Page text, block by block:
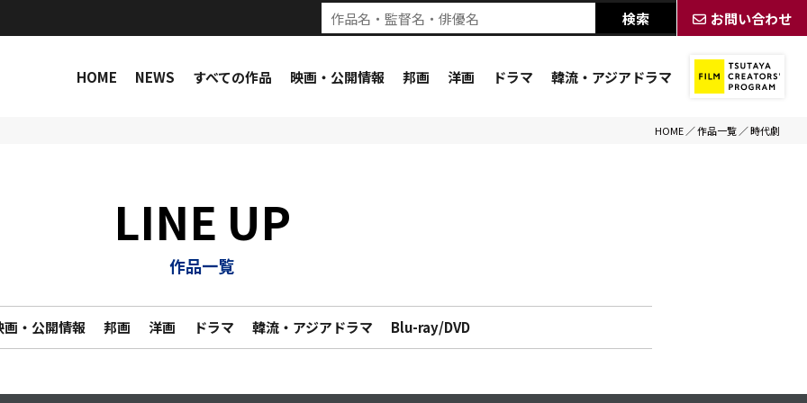
お問い合わせ
HOME NEWS すべての作品 映画・公開情報 邦画 洋画 ドラマ 韓流・アジアドラマ
HOME ／作品一覧 ／時代劇
LINE UP
作品一覧
画・公開情報 邦画 洋画 ドラマ 韓流・アジアドラマ Blu-ray/DVD